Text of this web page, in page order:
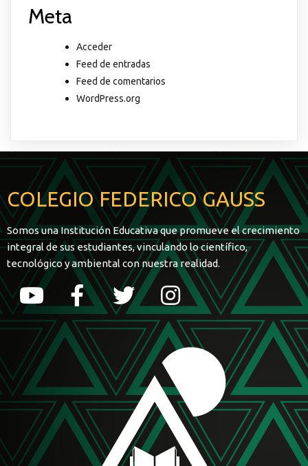
Meta
Acceder
Feed de entradas
Feed de comentarios
WordPress.org
COLEGIO FEDERICO GAUSS
Somos una Institución Educativa que promueve el crecimiento
integral de sus estudiantes, vinculando lo científico,
tecnológico y ambiental con nuestra realidad.